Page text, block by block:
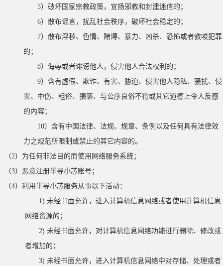
5）破坏国家宗教政策，宣扬邪教和封建迷信的；
6）散布谣言，扰乱社会秩序，破坏社会稳定的；
7）散布淫秽、色情、赌博、暴力、凶杀、恐怖或者教唆犯罪
的；
8）侮辱或者诽谤他人，侵害他人合法权利的；
9）含有虚假、欺诈、有害、胁迫、侵害他人隐私、骚扰、侵
害、中伤、粗俗、猥亵、与公序良俗不符或其它道德上令人反感
的内容；
10）含有中国法律、法规、规章、条例以及任何具有法律效
力之规范所限制或禁止的其它内容的。
（2）为任何非法目的而使用网络服务系统；
（3）恶意注册半导小芯账号；
（4）利用半导小芯服务从事以下活动：
1) 未经书面允许，进入计算机信息网络或者使用计算机信息
网络资源的；
2) 未经书面允许，对计算机信息网络功能进行删除、修改或
者增加的；
3) 未经书面允许，进入计算机信息网络中对存储、处理或者